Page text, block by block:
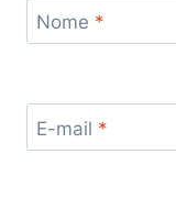
Nome *
E-mail *